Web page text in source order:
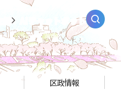
AIチャットボット
区政情報